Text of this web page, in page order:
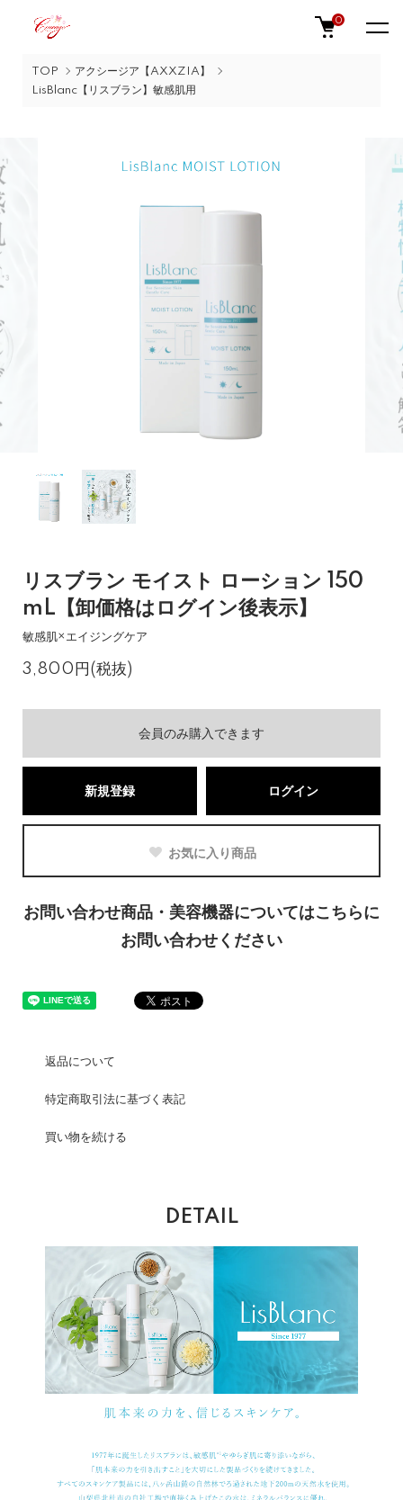
0
TOP
アクシージア【AXXZIA】
LisBlanc【リスブラン】敏感肌用
リスブラン モイスト ローション 150
mL【卸価格はログイン後表示】
敏感肌×エイジングケア
3,800円(税抜)
会員のみ購入できます
新規登録 ログイン
お気に入り商品
お問い合わせ商品・美容機器についてはこちらに
お問い合わせください
返品について
特定商取引法に基づく表記
買い物を続ける
DETAIL